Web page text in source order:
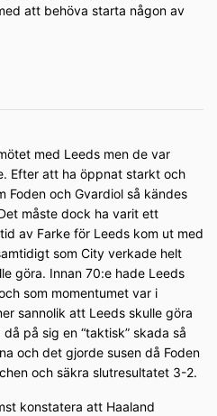
att behöva starta någon av
med Leeds men de var
Efter att ha öppnat starkt och
Foden och Gvardiol så kändes
måste dock ha varit ett
av Farke för Leeds kom ut med
som City verkade helt
göra. Innan 70:e hade Leeds
som momentumet var i
sannolik att Leeds skulle göra
på sig en “taktisk” skada så
och det gjorde susen då Foden
och säkra slutresultatet 3-2.
konstatera att Haaland